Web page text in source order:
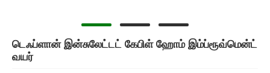
டெஃப்ளான் இன்சுலேட்டட் கேபிள் ஹோம் இம்ப்ரூவ்மென்ட்
வயர்